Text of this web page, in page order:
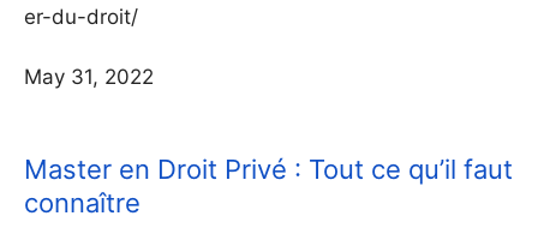
er-du-droit/
May 31, 2022
Master en Droit Privé : Tout ce qu’il faut
connaître